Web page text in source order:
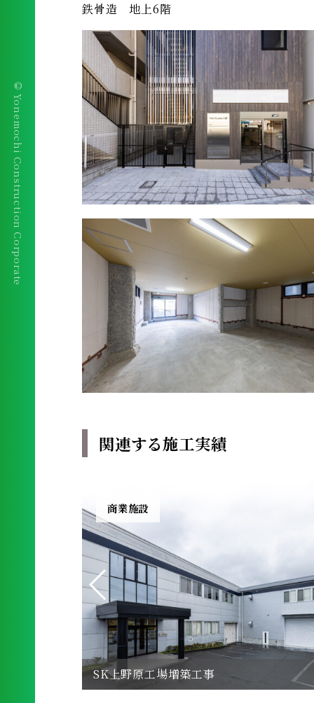
© Yonemochi Construction Corporate
鉄骨造 地上6階
関連する施工実績
商業施設
SK上野原工場増築工事